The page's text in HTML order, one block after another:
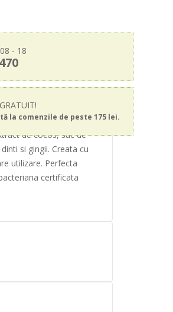
- 18
la comenzile de peste 175 lei.
de cocos, suc de
si gingii. Creata cu
utilizare. Perfecta
certificata